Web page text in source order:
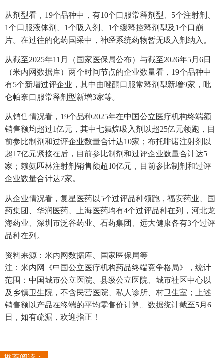
从剂型看，19个品种中，有10个口服常释剂型、5个注射剂、
1个口服液体剂、1个吸入剂、1个缓释控释剂型及1个口崩
片。在过往的化药国采中，神经系统药物暂无吸入剂纳入。
从截至2025年11月（国家医保局公布）与截至2026年5月6日
（米内网数据库）两个时间节点的企业数量看，19个品种中
有5个新增过评企业，其中曲唑酮口服常释剂型新增9家，吡
仑帕奈口服常释剂型新增3家等。
从销售情况看，19个品种2025年在中国公立医疗机构终端额
销售额均超过1亿元，其中七氟烷吸入剂以超25亿元领跑，目
前参比制剂和过评企业数量合计达10家；布托啡诺注射剂以
超17亿元紧接在后，目前参比制剂和过评企业数量合计达5
家；赖氨匹林注射剂销售额超10亿元，目前参比制剂和过评
企业数量合计达7家。
从企业情况看，复星医药以5个过评品种领跑，福安药业、国
药集团、华润医药、上海医药均有4个过评品种在列，河北龙
海药业、深圳市泛谷药业、石药集团、远大健康各有3个过评
品种在列。
资料来源：米内网数据库、国家医保局等
注：米内网《中国公立医疗机构药品终端竞争格局》，统计
范围：中国城市公立医院、县级公立医院、城市社区中心以
及乡镇卫生院，不含民营医院、私人诊所、村卫生室；上述
销售额以产品在终端的平均零售价计算。数据统计截至5月6
日，如有疏漏，欢迎指正！